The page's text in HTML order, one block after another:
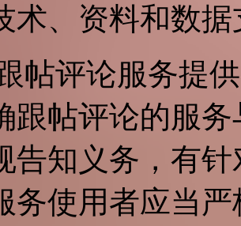
术、资料和数
帖评论服务提
跟帖评论的服
告知义务，有
务使用者应当